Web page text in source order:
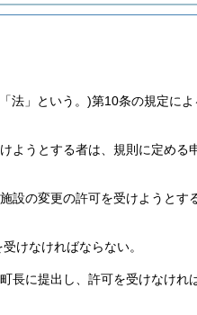
法」という。)第10条の規定に
うとする者は、規則に定める
の変更の許可を受けようとす
けなければならない。
に提出し、許可を受けなけれ